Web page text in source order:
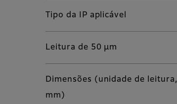
Tipo da IP aplicável
Leitura de 50 µm
Dimensões (unidade de leitura,
mm)